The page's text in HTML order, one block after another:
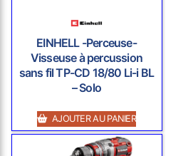
EINHELL -Perceuse-
Visseuse à percussion
sans fil TP-CD 18/80 Li-i BL
– Solo
AJOUTER AU PANIER